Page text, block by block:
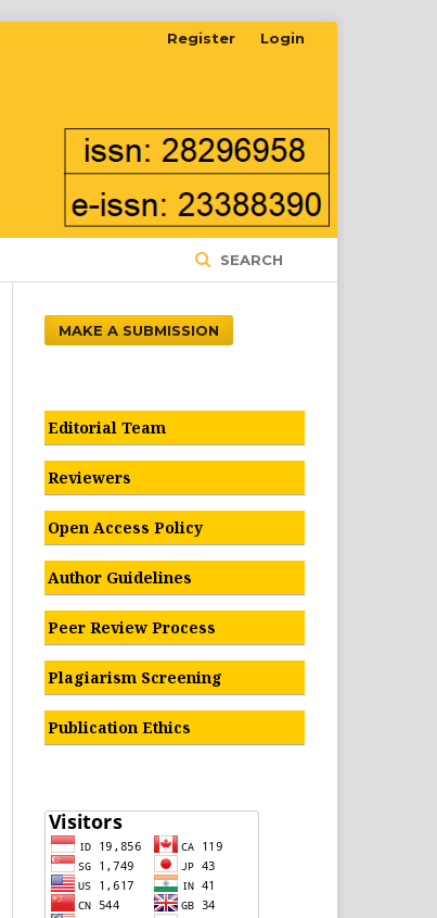
SEARCH
Register Login
MAKE A SUBMISSION
Editorial Team
Reviewers
Open Access Policy
Author Guidelines
Peer Review Process
Plagiarism Screening
Publication Ethics